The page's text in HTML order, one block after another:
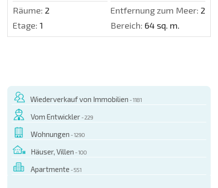
Räume: 2 Entfernung zum Meer: 200
Etage: 1 Bereich: 64 sq. m.
Wiederverkauf von Immobilien - 1181
Vom Entwickler - 229
Wohnungen - 1290
Häuser, Villen - 100
Apartmente - 551